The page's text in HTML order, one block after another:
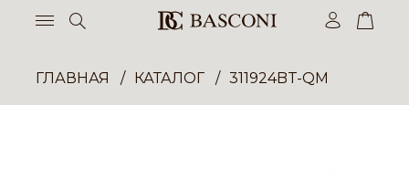
ГЛАВНАЯ КАТАЛОГ 311924BT-QM